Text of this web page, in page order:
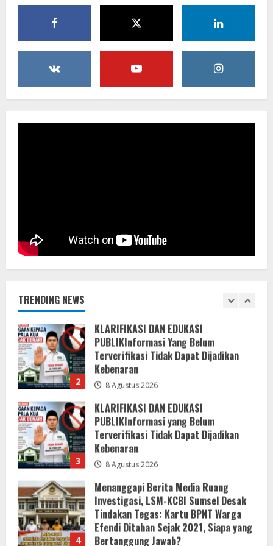
TRENDING NEWS
Investigasi, LSM-KCBI Sumsel Desak
Tindakan Tegas: Kartu BPNT Warga
Efendi Ditahan Sejak 2021, Siapa yang
Bertanggung Jawab?
2
KLARIFIKASI DAN EDUKASI
3
KLARIFIKASI DAN EDUKASI
PUBLIKInformasi yang Belum
Terverifikasi Tidak Dapat Dijadikan
Kebenaran
8 Agustus 2026
4
Menanggapi Berita Media Ruang
Investigasi, LSM-KCBI Sumsel Desak
Tindakan Tegas: Kartu BPNT Warga
Efendi Ditahan Sejak 2021, Siapa yang
Bertanggung Jawab?
5
Kaperwil Sumsel Media Rajawalinews
Angkat BicaraDugaan Penggelapan
Dana Desa Rp84 Juta, Kades
Argomulyo Belitang Jaya Hilang 3
Bulan Bawa Anggaran Pembangunan